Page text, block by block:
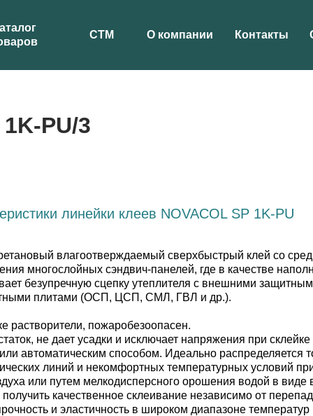
СТМ О компании Контакты
PU/3
линейки клеев NOVACOL SP 1K-PU
влагоотверждаемый сверхбыстрый клей со
многослойных сэндвич-панелей, где в качестве
безупречную сцепку утеплителя с внешними
плитами (ОСП, ЦСП, СМЛ, ГВЛ и др.).
растворители, пожаробезоопасен.
не дает усадки и исключает напряжения при склейке
автоматическим способом. Идеально распределяется
линий и некомфортных температурных условий
или путем мелкодисперсного орошения водой в
качественное склеивание независимо от
и эластичность в широком диапазоне